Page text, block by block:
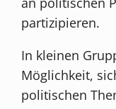
partizipieren.
In kleinen
Möglichkeit,
politischen